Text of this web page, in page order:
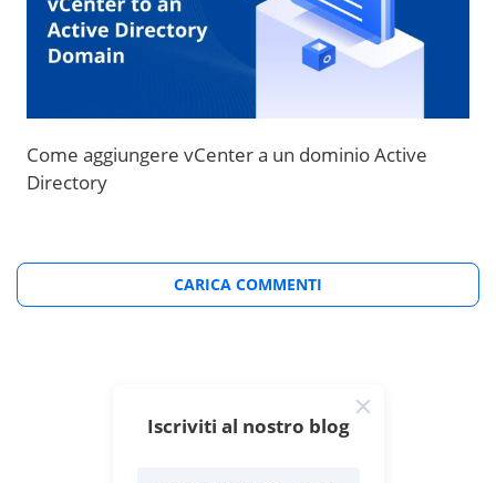
Come aggiungere vCenter a un dominio Active
Directory
CARICA COMMENTI
Iscriviti al nostro blog